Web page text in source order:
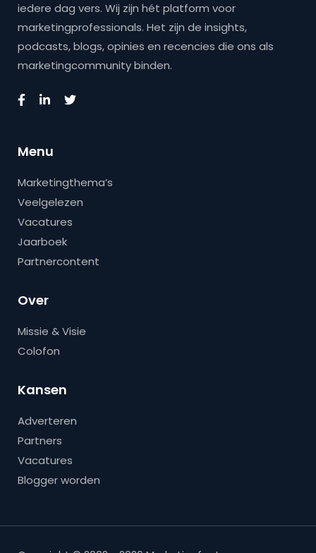
iedere dag vers. Wij zijn hét platform voor
marketingprofessionals. Het zijn de insights,
podcasts, blogs, opinies en recencies die ons als
marketingcommunity binden.
Menu
Marketingthema’s
Veelgelezen
Vacatures
Jaarboek
Partnercontent
Over
Missie & Visie
Colofon
Kansen
Adverteren
Partners
Vacatures
Blogger worden